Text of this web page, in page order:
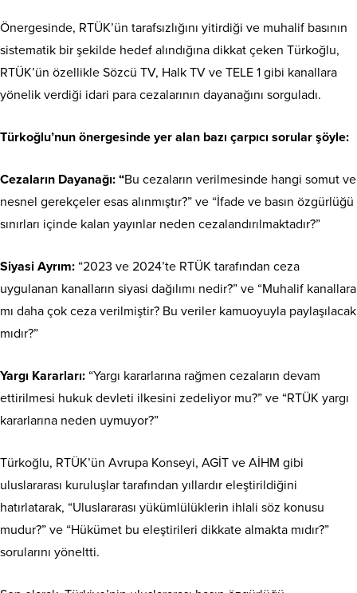
Önergesinde, RTÜK’ün tarafsızlığını yitirdiği ve muhalif basının
sistematik bir şekilde hedef alındığına dikkat çeken Türkoğlu,
RTÜK’ün özellikle Sözcü TV, Halk TV ve TELE 1 gibi kanallara
yönelik verdiği idari para cezalarının dayanağını sorguladı.
Türkoğlu’nun önergesinde yer alan bazı çarpıcı sorular şöyle:
Cezaların Dayanağı: “Bu cezaların verilmesinde hangi somut ve
nesnel gerekçeler esas alınmıştır?” ve “İfade ve basın özgürlüğü
sınırları içinde kalan yayınlar neden cezalandırılmaktadır?”
Siyasi Ayrım: “2023 ve 2024’te RTÜK tarafından ceza
uygulanan kanalların siyasi dağılımı nedir?” ve “Muhalif kanallara
mı daha çok ceza verilmiştir? Bu veriler kamuoyuyla paylaşılacak
mıdır?”
Yargı Kararları: “Yargı kararlarına rağmen cezaların devam
ettirilmesi hukuk devleti ilkesini zedeliyor mu?” ve “RTÜK yargı
kararlarına neden uymuyor?”
Türkoğlu, RTÜK’ün Avrupa Konseyi, AGİT ve AİHM gibi
uluslararası kuruluşlar tarafından yıllardır eleştirildiğini
hatırlatarak, “Uluslararası yükümlülüklerin ihlali söz konusu
mudur?” ve “Hükümet bu eleştirileri dikkate almakta mıdır?”
sorularını yöneltti.